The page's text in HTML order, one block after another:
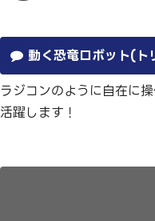
動く恐竜ロボット(ト
ラジコンのように自在に
活躍します！